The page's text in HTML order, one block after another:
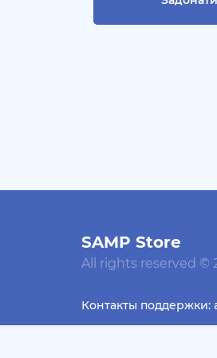
СКУПАЮ
BLACK***SSIAN 3-
@Yorshik1488
28 Июля
jagermeister
SAMP Store
All rights reserved ©
Контакты поддержки: